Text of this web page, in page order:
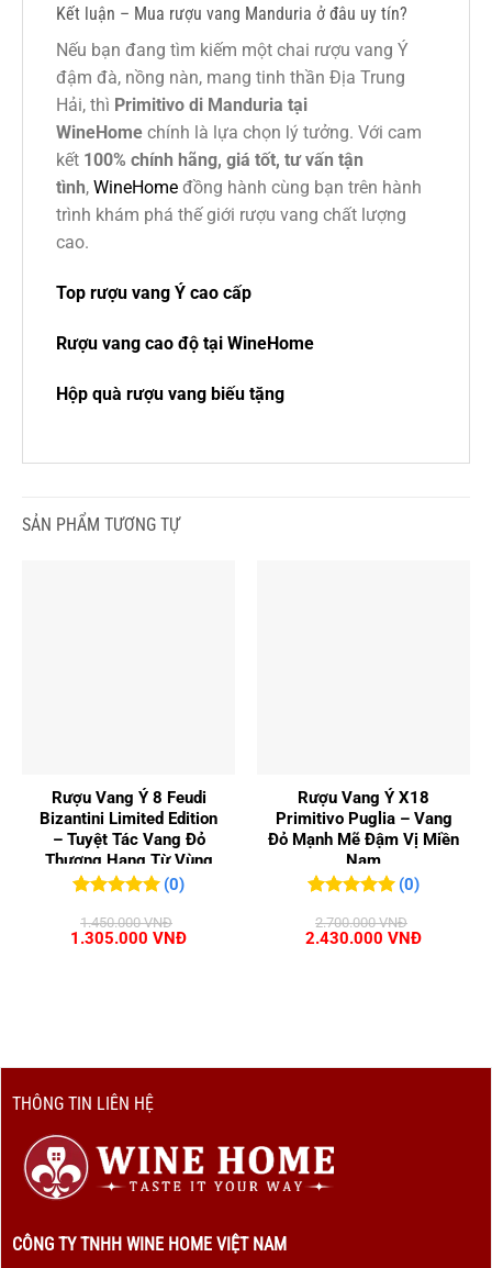
Kết luận – Mua rượu vang Manduria ở đâu uy tín?
Nếu bạn đang tìm kiếm một chai rượu vang Ý
đậm đà, nồng nàn, mang tinh thần Địa Trung
Hải, thì Primitivo di Manduria tại
WineHome chính là lựa chọn lý tưởng. Với cam
kết 100% chính hãng, giá tốt, tư vấn tận
tình, WineHome đồng hành cùng bạn trên hành
trình khám phá thế giới rượu vang chất lượng
cao.
Top rượu vang Ý cao cấp
Rượu vang cao độ tại WineHome
Hộp quà rượu vang biếu tặng
SẢN PHẨM TƯƠNG TỰ
Rượu Vang Ý 8 Feudi
Bizantini Limited Edition
– Tuyệt Tác Vang Đỏ
Thượng Hạng Từ Vùng
Abruzzo
đánh giá
(0)
1.450.000VNĐ
Giá
1.305.000 VNĐGiá
Rượu Vang Ý X18
Primitivo Puglia – Vang
Đỏ Mạnh Mẽ Đậm Vị Miền
Nam
đánh giá
(0)
2.700.000VNĐ
Giá
2.430.000 VNĐGiá
THÔNG TIN LIÊN HỆ
CÔNG TY TNHH WINE HOME VIỆT NAM